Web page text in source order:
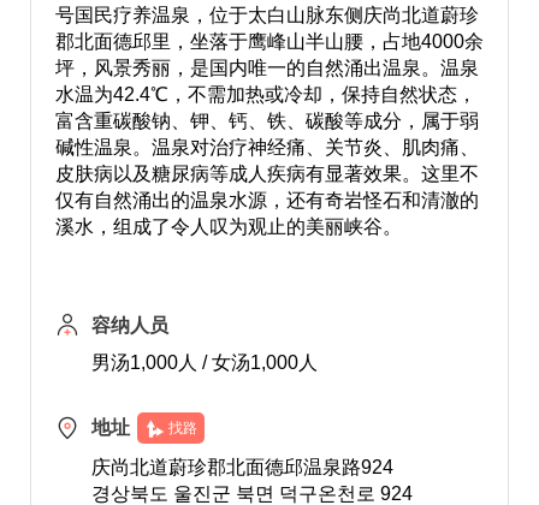
号国民疗养温泉，位于太白山脉东侧庆尚北道蔚珍
郡北面德邱里，坐落于鹰峰山半山腰，占地4000余
坪，风景秀丽，是国内唯一的自然涌出温泉。温泉
水温为42.4℃，不需加热或冷却，保持自然状态，
富含重碳酸钠、钾、钙、铁、碳酸等成分，属于弱
碱性温泉。温泉对治疗神经痛、关节炎、肌肉痛、
皮肤病以及糖尿病等成人疾病有显著效果。这里不
仅有自然涌出的温泉水源，还有奇岩怪石和清澈的
溪水，组成了令人叹为观止的美丽峡谷。
容纳人员
男汤1,000人 / 女汤1,000人
地址 找路
庆尚北道蔚珍郡北面德邱温泉路924
경상북도 울진군 북면 덕구온천로 924